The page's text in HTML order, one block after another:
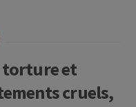
torture et
cruels,